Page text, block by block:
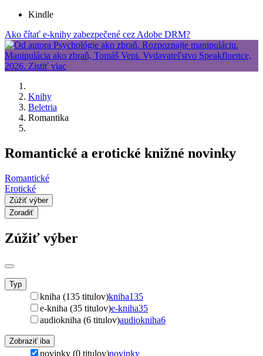
Kindle
Ako čítať e-knihy zabezpečené cez Adobe DRM?
Knihy
Beletria
Romantika
Romantické a erotické knižné novinky
Romantické
Erotické
Zúžiť výber
Zoradiť
Zúžiť výber
Typ
kniha (135 titulov)kniha135
e-kniha (35 titulov)e-kniha35
audiokniha (6 titulov)audiokniha6
Zobraziť iba
novinky (0 titulov)novinky